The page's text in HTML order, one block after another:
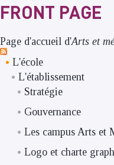
FRONT PAGE
Page d'accueil d'Arts et
L'école
L'établissement
Stratégie
Gouvernance
Les campus Arts et
Logo et charte